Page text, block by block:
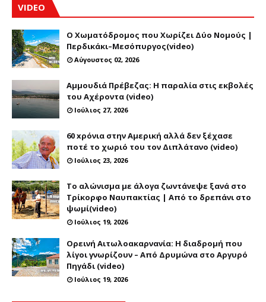
VIDEO
Ο Χωματόδρομος που Χωρίζει Δύο Νομούς |
Περδικάκι–Μεσόπυργος(video)
Αύγουστος 02, 2026
Αμμουδιά Πρέβεζας: Η παραλία στις εκβολές
του Αχέροντα (video)
Ιούλιος 27, 2026
60 xρόνια στην Αμερική αλλά δεν ξέχασε
ποτέ το χωριό του τον Διπλάτανο (video)
Ιούλιος 23, 2026
Το αλώνισμα με άλογα ζωντάνεψε ξανά στο
Τρίκορφο Ναυπακτίας | Από το δρεπάνι στο
ψωμί(video)
Ιούλιος 19, 2026
Ορεινή Αιτωλοακαρνανία: Η διαδρομή που
λίγοι γνωρίζουν – Από Δρυμώνα στο Αργυρό
Πηγάδι (video)
Ιούλιος 19, 2026